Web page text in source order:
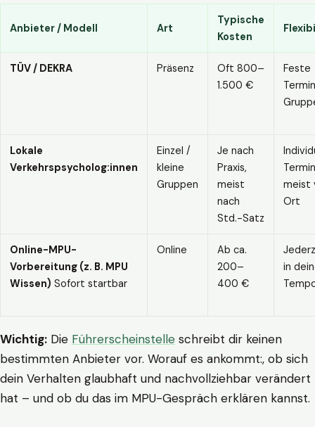
Anbieter / Modell Art
Typische
Kosten
TÜV / DEKRA Präsenz
Oft 800–
1.500 €
Feste
Lokale
Verkehrspsycholog:innen
Einzel /
kleine
Gruppen
Je nach
Praxis,
meist
nach
Std.-Satz
meist
Ort
Online-MPU-
Vorbereitung (z. B. MPU
Wissen) Sofort startbar
Online
Ab ca.
200–
400 €
in
Wichtig: Die Führerscheinstelle schreibt dir keinen
bestimmten Anbieter vor. Worauf es ankommt:, ob sich
dein Verhalten glaubhaft und nachvollziehbar verändert
hat – und ob du das im MPU-Gespräch erklären kannst.